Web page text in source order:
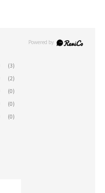
(3)
(2)
(0)
(0)
(0)